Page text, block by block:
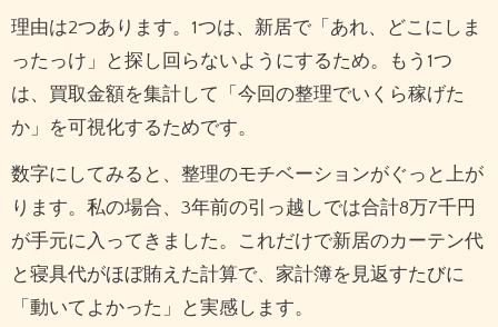
理由は2つあります。1つは、新居で「あれ、どこにしま
ったっけ」と探し回らないようにするため。もう1つ
は、買取金額を集計して「今回の整理でいくら稼げた
か」を可視化するためです。
数字にしてみると、整理のモチベーションがぐっと上が
ります。私の場合、3年前の引っ越しでは合計8万7千円
が手元に入ってきました。これだけで新居のカーテン代
と寝具代がほぼ賄えた計算で、家計簿を見返すたびに
「動いてよかった」と実感します。